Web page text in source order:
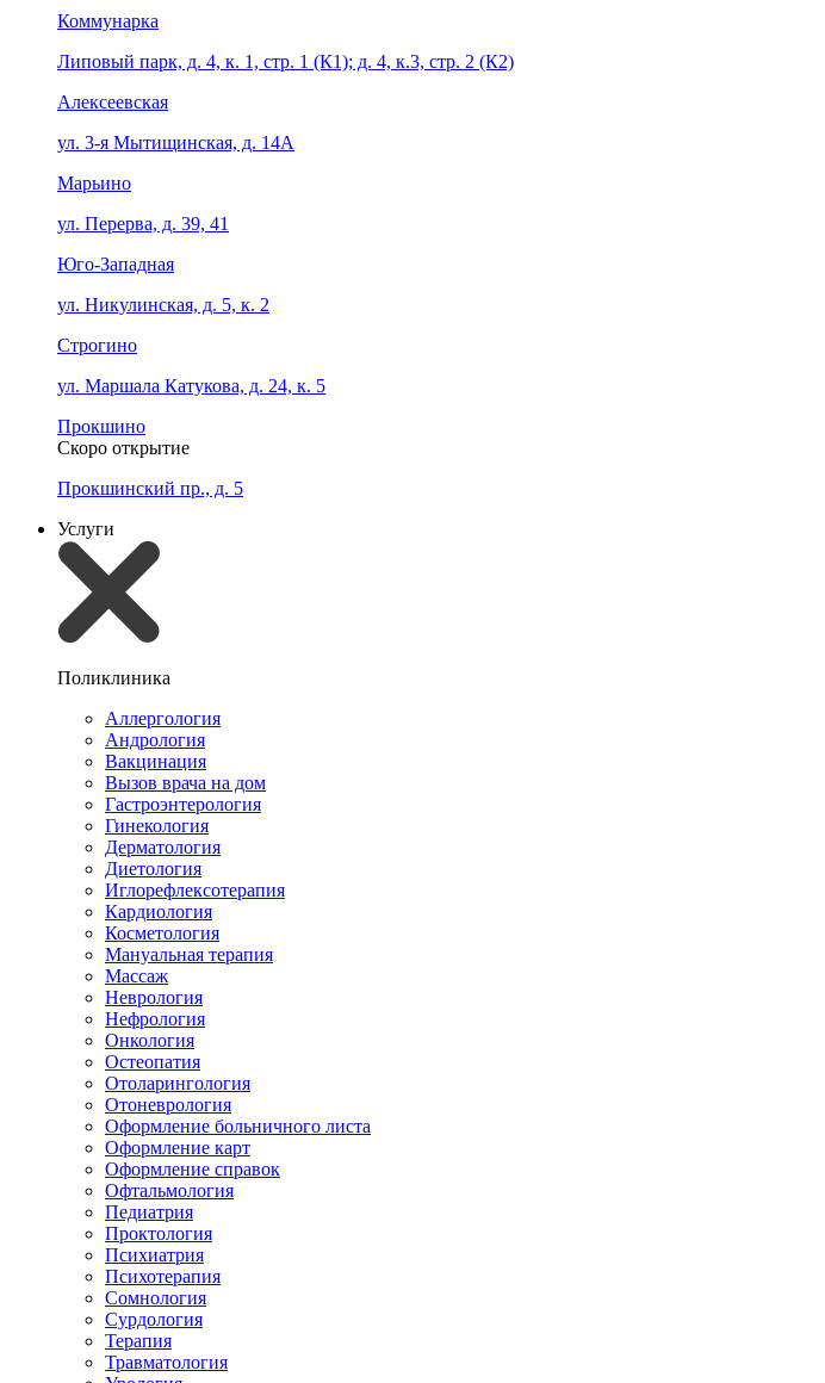
Коммунарка
Липовый парк, д. 4, к. 1, стр. 1 (К1); д. 4, к.3, стр. 2 (К2)
Алексеевская
ул. 3-я Мытищинская, д. 14А
Марьино
ул. Перерва, д. 39, 41
Юго-Западная
ул. Никулинская, д. 5, к. 2
Строгино
ул. Маршала Катукова, д. 24, к. 5
Прокшино
Скоро открытие
Прокшинский пр., д. 5
Услуги
Поликлиника
Аллергология
Андрология
Вакцинация
Вызов врача на дом
Гастроэнтерология
Гинекология
Дерматология
Диетология
Иглорефлексотерапия
Кардиология
Косметология
Мануальная терапия
Массаж
Неврология
Нефрология
Онкология
Остеопатия
Отоларингология
Отоневрология
Оформление больничного листа
Оформление карт
Оформление справок
Офтальмология
Педиатрия
Проктология
Психиатрия
Психотерапия
Сомнология
Сурдология
Терапия
Травматология